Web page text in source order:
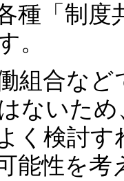
種「制
。
組合など
ないた
く検討
能性を